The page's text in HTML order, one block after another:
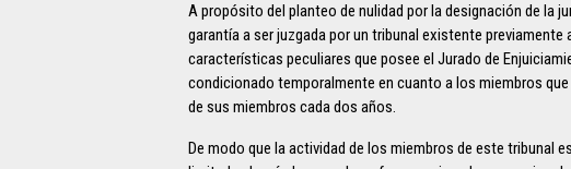
A propósito del planteo de nulidad por la designación de la
garantía a ser juzgada por un tribunal existente
características peculiares que posee el Jurado de
condicionado temporalmente en cuanto a los miembros
de sus miembros cada dos años.
De modo que la actividad de los miembros de este tribunal